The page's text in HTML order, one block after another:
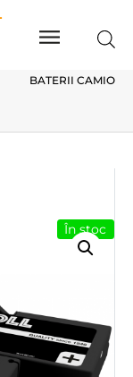
BATERII
În stoc